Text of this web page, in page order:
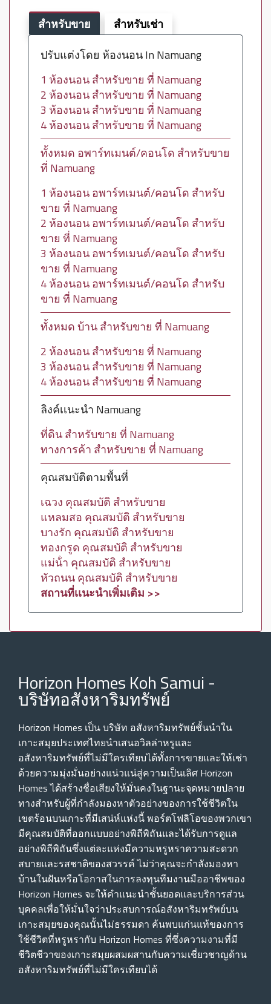
สำหรับขาย
สำหรับเช่า
ปรับแต่งโดย ห้องนอน In Namuang
1 ห้องนอน สำหรับขาย ที่ Namuang
2 ห้องนอน สำหรับขาย ที่ Namuang
3 ห้องนอน สำหรับขาย ที่ Namuang
4 ห้องนอน สำหรับขาย ที่ Namuang
ทั้งหมด อพาร์ทเมนต์/คอนโด สำหรับขาย
ที่ Namuang
1 ห้องนอน อพาร์ทเมนต์/คอนโด สำหรับ
ขาย ที่ Namuang
2 ห้องนอน อพาร์ทเมนต์/คอนโด สำหรับ
ขาย ที่ Namuang
3 ห้องนอน อพาร์ทเมนต์/คอนโด สำหรับ
ขาย ที่ Namuang
4 ห้องนอน อพาร์ทเมนต์/คอนโด สำหรับ
ขาย ที่ Namuang
ทั้งหมด บ้าน สำหรับขาย ที่ Namuang
2 ห้องนอน สำหรับขาย ที่ Namuang
3 ห้องนอน สำหรับขาย ที่ Namuang
4 ห้องนอน สำหรับขาย ที่ Namuang
ลิงค์เเนะนำ Namuang
ที่ดิน สำหรับขาย ที่ Namuang
ทางการค้า สำหรับขาย ที่ Namuang
คุณสมบัติตามพื้นที่
เฉวง คุณสมบัติ สำหรับขาย
แหลมสอ คุณสมบัติ สำหรับขาย
บางรัก คุณสมบัติ สำหรับขาย
ทองกรูด คุณสมบัติ สำหรับขาย
แม่น้ํา คุณสมบัติ สำหรับขาย
หัวถนน คุณสมบัติ สำหรับขาย
สถานที่เเนะนำเพิ่มเติม >>
Horizon Homes Koh Samui -
บริษัทอสังหาริมทรัพย์
Horizon Homes เป็น บริษัท อสังหาริมทรัพย์ชั้นนําใน
เกาะสมุยประเทศไทยนําเสนอวิลล่าหรูและ
อสังหาริมทรัพย์ที่ไม่มีใครเทียบได้ทั้งการขายและให้เช่า
ด้วยความมุ่งมั่นอย่างแน่วแน่สู่ความเป็นเลิศ Horizon
Homes ได้สร้างชื่อเสียงให้มั่นคงในฐานะจุดหมายปลาย
ทางสําหรับผู้ที่กําลังมองหาตัวอย่างของการใช้ชีวิตใน
เขตร้อนบนเกาะที่มีเสน่ห์แห่งนี้ พอร์ตโฟลิโอของพวกเขา
มีคุณสมบัติที่ออกแบบอย่างพิถีพิถันและได้รับการดูแล
อย่างพิถีพิถันซึ่งแต่ละแห่งมีความหรูหราความสะดวก
สบายและรสชาติของสวรรค์ ไม่ว่าคุณจะกําลังมองหา
บ้านในฝันหรือโอกาสในการลงทุนทีมงานมืออาชีพของ
Horizon Homes จะให้คําแนะนําชั้นยอดและบริการส่วน
บุคคลเพื่อให้มั่นใจว่าประสบการณ์อสังหาริมทรัพย์บน
เกาะสมุยของคุณนั้นไม่ธรรมดา ค้นพบแก่นแท้ของการ
ใช้ชีวิตที่หรูหรากับ Horizon Homes ที่ซึ่งความงามที่มี
ชีวิตชีวาของเกาะสมุยผสมผสานกับความเชี่ยวชาญด้าน
อสังหาริมทรัพย์ที่ไม่มีใครเทียบได้